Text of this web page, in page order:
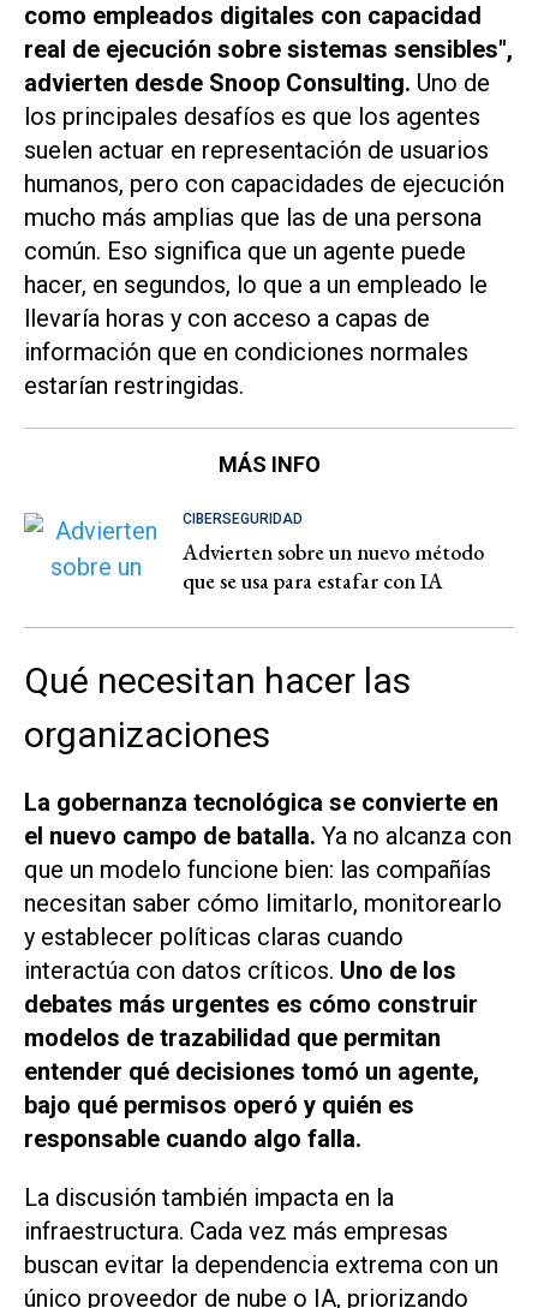
como empleados digitales con capacidad
real de ejecución sobre sistemas sensibles",
advierten desde Snoop Consulting. Uno de
los principales desafíos es que los agentes
suelen actuar en representación de usuarios
humanos, pero con capacidades de ejecución
mucho más amplias que las de una persona
común. Eso significa que un agente puede
hacer, en segundos, lo que a un empleado le
llevaría horas y con acceso a capas de
información que en condiciones normales
estarían restringidas.
MÁS INFO
CIBERSEGURIDAD
Advierten sobre un nuevo método
que se usa para estafar con IA
Qué necesitan hacer las
organizaciones
La gobernanza tecnológica se convierte en
el nuevo campo de batalla. Ya no alcanza con
que un modelo funcione bien: las compañías
necesitan saber cómo limitarlo, monitorearlo
y establecer políticas claras cuando
interactúa con datos críticos. Uno de los
debates más urgentes es cómo construir
modelos de trazabilidad que permitan
entender qué decisiones tomó un agente,
bajo qué permisos operó y quién es
responsable cuando algo falla.
La discusión también impacta en la
infraestructura. Cada vez más empresas
buscan evitar la dependencia extrema con un
único proveedor de nube o IA, priorizando